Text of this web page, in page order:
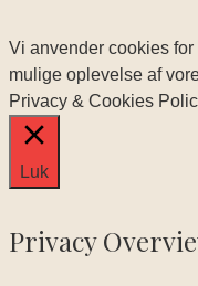
Vi anvender cookies
mulige oplevelse af
Privacy & Cookies
Luk
Privacy